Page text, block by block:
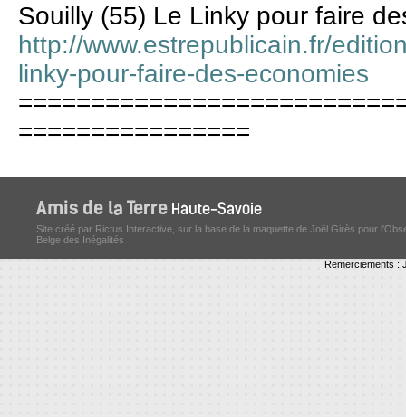
Souilly (55) Le Linky pour faire
http://www.estrepublicain.fr/
linky-pour-faire-des-economies
================
Site créé par Rictus Interactive, sur la base de la maquette de Joël Girès pour
Belge des Inégalités
Remerciements :